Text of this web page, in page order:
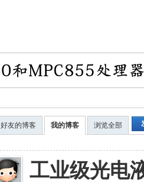
好友的博客 我的博客 浏览全部
工业级光电